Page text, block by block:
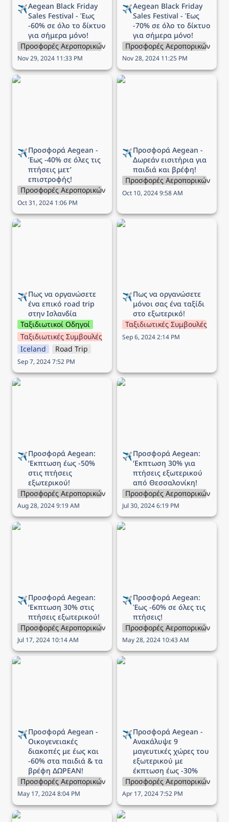
✈️Aegean Black Friday
Sales Festival - Έως
-60% σε όλο το δίκτυο
για σήμερα μόνο!
Προσφορές Αεροπορικών Εταιρειών
Nov 29, 2024 11:33 PM
✈️Aegean Black Friday
Sales Festival - Έως
-70% σε όλο το δίκτυο
για σήμερα μόνο!
Προσφορές Αεροπορικών
Nov 28, 2024 11:25 PM
Προσφορά Aegean - Έως
✈️
Έως -40% σε όλες τις
πτήσεις μετ’
επιστροφής!
Προσφορές Αεροπορικών Εταιρειών
Oct 31, 2024 1:06 PM
Προσφορά Aegean -
✈️
Δωρεάν εισιτήρια για
παιδιά και βρέφη!
Προσφορές Αεροπορικών
Oct 10, 2024 9:58 AM
Πως να οργανώσετε ένα
✈️Πως να οργανώσετε
ένα επικό road trip
στην Ισλανδία
Ταξιδιωτικοί Οδηγοί
Ταξιδιωτικές Συμβουλές
Iceland
Road Trip
Sep 7, 2024 7:52 PM
Πως να οργανώσετε
✈️Πως να οργανώσετε
μόνοι σας ένα ταξίδι
στο εξωτερικό!
Ταξιδιωτικές Συμβουλές
Sep 6, 2024 2:14 PM
Προσφορά Aegean:
✈️Προσφορά Aegean:
‘Εκπτωση έως -50%
στις πτήσεις
εξωτερικού!
Προσφορές Αεροπορικών Εταιρειών
Aug 28, 2024 9:19 AM
Προσφορά Aegean:
✈️Προσφορά Aegean:
‘Εκπτωση 30% για
πτήσεις εξωτερικού
από Θεσσαλονίκη!
Προσφορές Αεροπορικών
Jul 30, 2024 6:19 PM
Προσφορά Aegean:
✈️Προσφορά Aegean:
‘Εκπτωση 30% στις
πτήσεις εξωτερικού!
Προσφορές Αεροπορικών Εταιρειών
Jul 17, 2024 10:14 AM
Προσφορά Aegean: Έως
✈️Προσφορά Aegean:
Έως -60% σε όλες τις
πτήσεις!
Προσφορές Αεροπορικών
May 28, 2024 10:43 AM
Προσφορά Aegean -
✈️
Οικογενειακές
διακοπές με έως και
-60% στα παιδιά & τα
βρέφη ΔΩΡΕΑΝ!
Προσφορές Αεροπορικών Εταιρειών
May 17, 2024 8:04 PM
Προσφορά Aegean -
✈️Προσφορά Aegean -
Ανακάλυψε 9
μαγευτικές χώρες του
εξωτερικού με
έκπτωση έως -30%
Προσφορές Αεροπορικών
Apr 17, 2024 7:52 PM
Προσφορά Aegean - 9
Προσφορά Ryanair -